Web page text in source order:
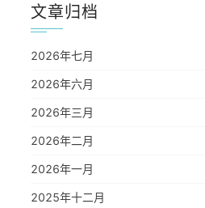
文章归档
2026年七月
2026年六月
2026年三月
2026年二月
2026年一月
2025年十二月